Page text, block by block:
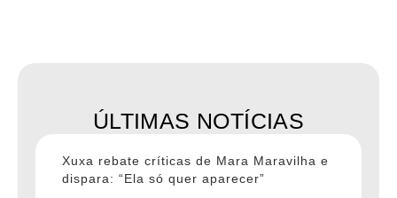
ÚLTIMAS NOTÍCIAS
Xuxa rebate críticas de Mara Maravilha e
dispara: “Ela só quer aparecer”